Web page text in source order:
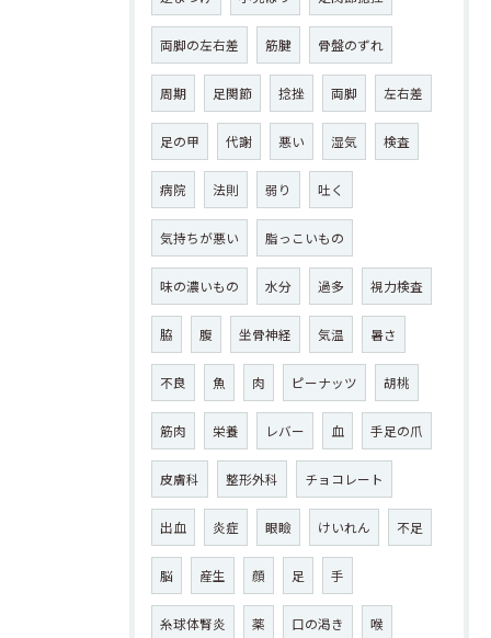
両脚の左右差 筋腱 骨盤のずれ
周期 足関節 捻挫 両脚 左右差
足の甲 代謝 悪い 湿気 検査
病院 法則 弱り 吐く
気持ちが悪い 脂っこいもの
味の濃いもの 水分 過多 視力検査
脇 腹 坐骨神経 気温 暑さ
不良 魚 肉 ピーナッツ 胡桃
筋肉 栄養 レバー 血 手足の爪
皮膚科 整形外科 チョコレート
出血 炎症 眼瞼 けいれん 不足
脳 産生 顔 足 手
糸球体腎炎 薬 口の渇き 喉